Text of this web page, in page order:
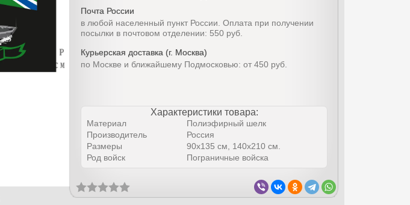
Почта России
в любой населенный пункт России. Оплата при получении
посылки в почтовом отделении: 550 руб.
Курьерская доставка (г. Москва)
по Москве и ближайшему Подмосковью: от 450 руб.
Характеристики товара:
Материал
Полиэфирный шелк
Производитель
Россия
Размеры
90х135 см, 140х210 см.
Род войск
Пограничные войска